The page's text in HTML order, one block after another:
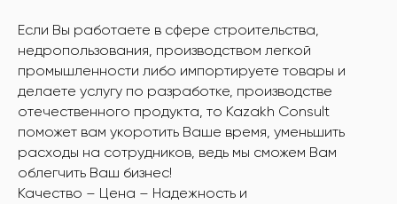
Если Вы работаете в сфере строительства,
недропользования, производством легкой
промышленности либо импортируете товары и
делаете услугу по разработке, производстве
отечественного продукта, то Kazakh Consult
поможет вам укоротить Ваше время, уменьшить
расходы на сотрудников, ведь мы сможем Вам
облегчить Ваш бизнес!
Качество – Цена – Надежность и